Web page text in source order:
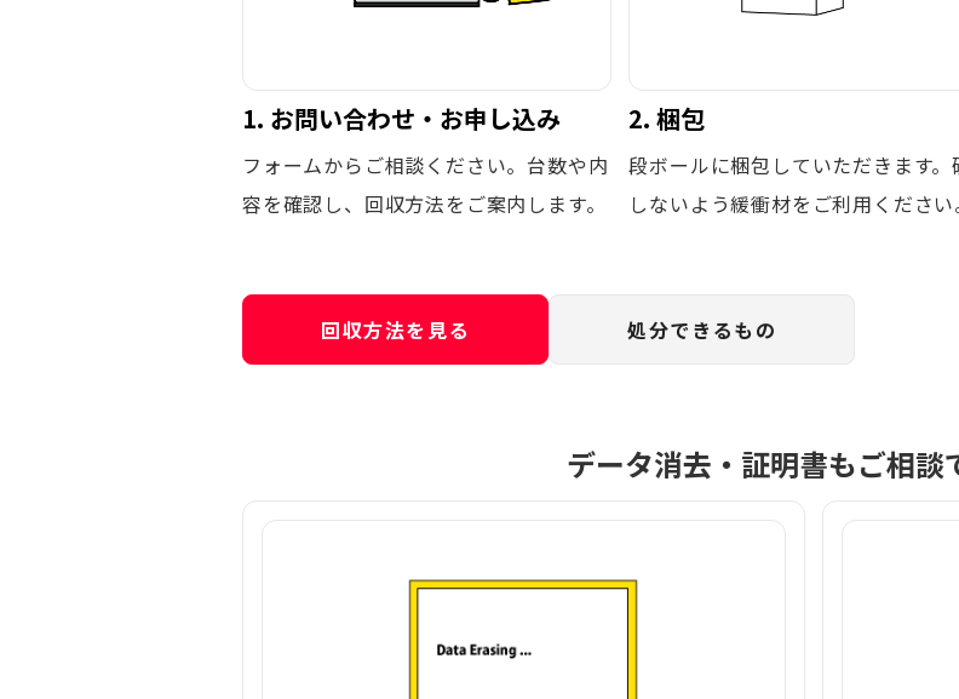
1. お問い合わせ・お申し込み
フォームからご相談ください。台数や内
容を確認し、回収方法をご案内します。
2. 梱包
段ボールに梱包していただきます。
しないよう緩衝材をご利用ください
回収方法を見る 処分できるもの
データ消去・証明書もご相談